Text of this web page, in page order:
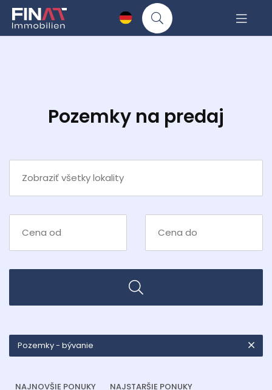
Pozemky na predaj
Pozemky - bývanie
NAJNOVŠIE PONUKY NAJSTARŠIE PONUKY